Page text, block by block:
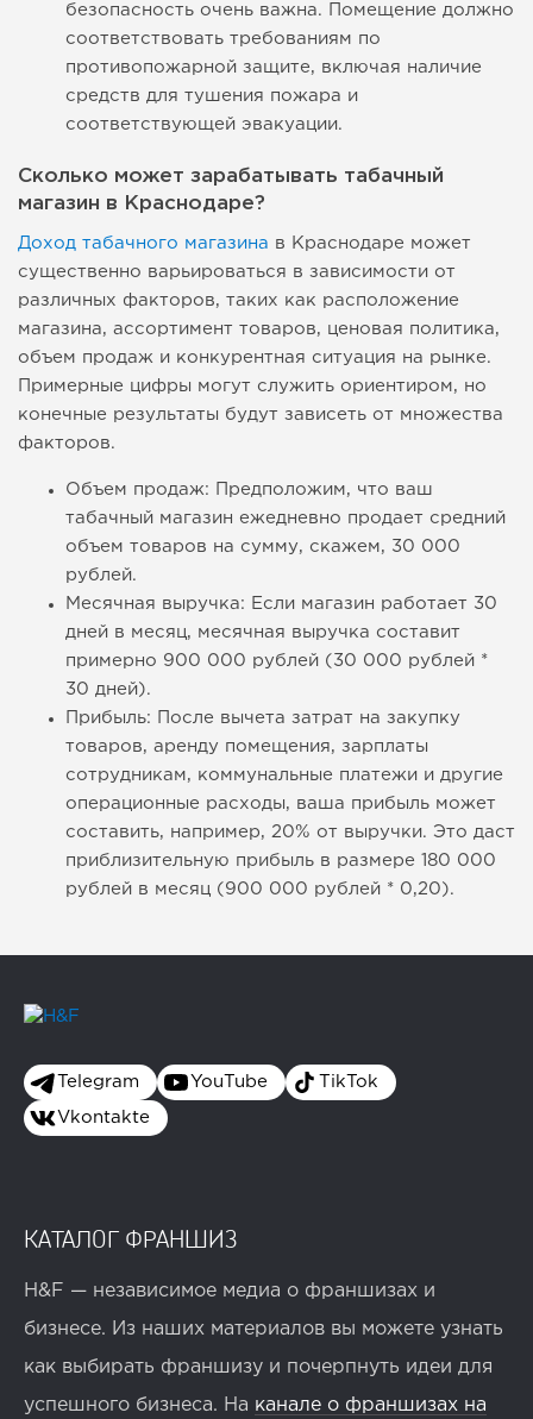
безопасность очень важна. Помещение должно
соответствовать требованиям по
противопожарной защите, включая наличие
средств для тушения пожара и
соответствующей эвакуации.
Сколько может зарабатывать табачный
магазин в Краснодаре?
Доход табачного магазина в Краснодаре может
существенно варьироваться в зависимости от
различных факторов, таких как расположение
магазина, ассортимент товаров, ценовая политика,
объем продаж и конкурентная ситуация на рынке.
Примерные цифры могут служить ориентиром, но
конечные результаты будут зависеть от множества
факторов.
Объем продаж: Предположим, что ваш
табачный магазин ежедневно продает средний
объем товаров на сумму, скажем, 30 000
рублей.
Месячная выручка: Если магазин работает 30
дней в месяц, месячная выручка составит
примерно 900 000 рублей (30 000 рублей *
30 дней).
Прибыль: После вычета затрат на закупку
товаров, аренду помещения, зарплаты
сотрудникам, коммунальные платежи и другие
операционные расходы, ваша прибыль может
составить, например, 20% от выручки. Это даст
приблизительную прибыль в размере 180 000
рублей в месяц (900 000 рублей * 0,20).
Telegram YouTube TikTok
Vkontakte
КАТАЛОГ ФРАНШИЗ
H&F — независимое медиа о франшизах и
бизнесе. Из наших материалов вы можете узнать
как выбирать франшизу и почерпнуть идеи для
успешного бизнеса. На канале о франшизах на